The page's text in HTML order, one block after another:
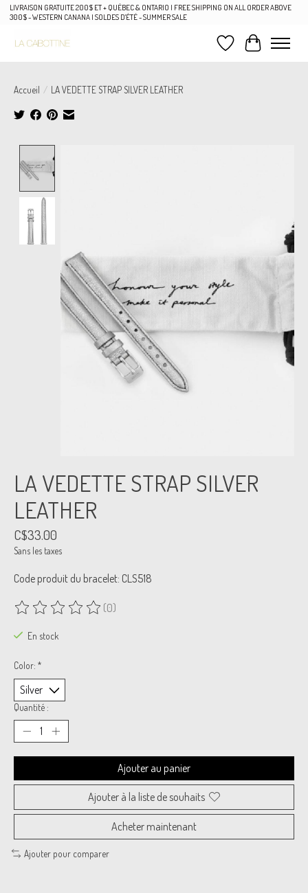
LIVRAISON GRATUITE 200$ ET + QUÉBEC & ONTARIO | FREE SHIPPING ON ALL ORDER ABOVE
300$ - WESTERN CANANA | SOLDES D'ÉTÉ - SUMMER SALE
Liste de souhaits
Panier
Accueil / LA VEDETTE STRAP SILVER LEATHER
LA VEDETTE STRAP SILVER
LEATHER
C$33.00
Sans les taxes
Code produit du bracelet: CLS518
Ce produit est évalué à0
(0)
En stock
Color: *
Quantité :
Ajouter au panier
Ajouter à la liste de souhaits
Acheter maintenant
Ajouter pour comparer